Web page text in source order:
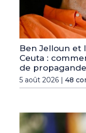
Ben Jelloun et
Ceuta :
de propagande
5 août 2026 | 48